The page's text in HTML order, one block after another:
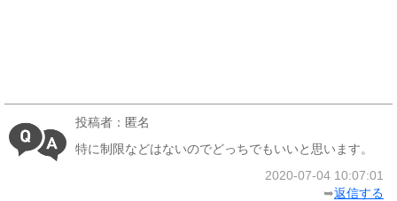
投稿者：匿名
特に制限などはないのでどっちでもいいと思います。
2020-07-04 10:07:01
➥返信する